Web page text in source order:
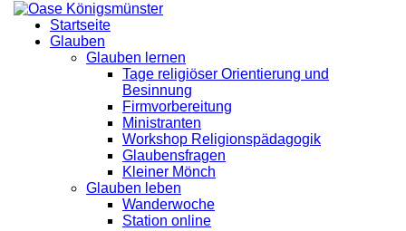
Startseite
Glauben
Glauben lernen
Tage religiöser Orientierung und
Besinnung
Firmvorbereitung
Ministranten
Workshop Religionspädagogik
Glaubensfragen
Kleiner Mönch
Glauben leben
Wanderwoche
Station online